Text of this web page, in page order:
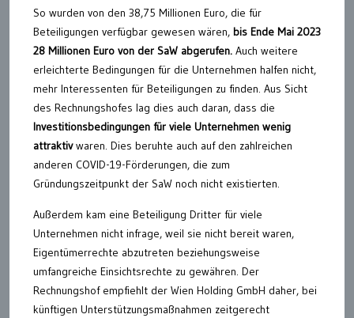
So wurden von den 38,75 Millionen Euro, die für
Beteiligungen verfügbar gewesen wären, bis Ende Mai 2023
28 Millionen Euro von der SaW abgerufen. Auch weitere
erleichterte Bedingungen für die Unternehmen halfen nicht,
mehr Interessenten für Beteiligungen zu finden. Aus Sicht
des Rechnungshofes lag dies auch daran, dass die
Investitionsbedingungen für viele Unternehmen wenig
attraktivwaren. Dies beruhte auch auf den zahlreichen
anderen COVID-19-Förderungen, die zum
Gründungszeitpunkt der SaW noch nicht existierten.
Außerdem kam eine Beteiligung Dritter für viele
Unternehmen nicht infrage, weil sie nicht bereit waren,
Eigentümerrechte abzutreten beziehungsweise
umfangreiche Einsichtsrechte zu gewähren. Der
Rechnungshof empfiehlt der Wien Holding GmbH daher, bei
künftigen Unterstützungsmaßnahmen zeitgerecht